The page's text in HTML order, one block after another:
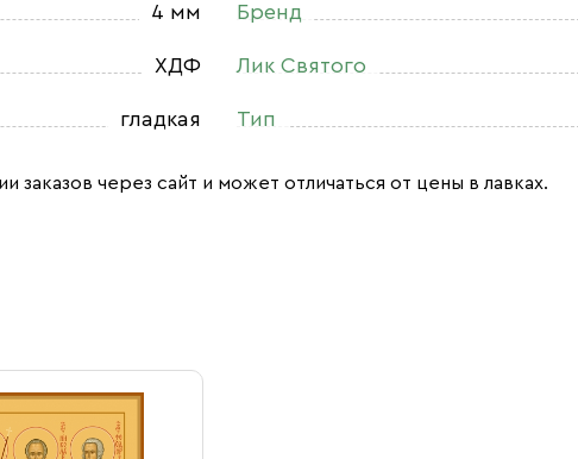
4 мм
ХДФ
гладкая
Бренд
Лик Святого
Тип
через сайт и может отличаться от цены в лавках.